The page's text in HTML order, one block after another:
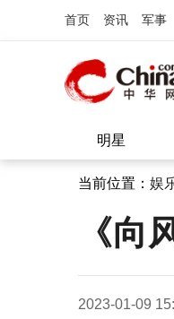
首页 资讯 军事
明星
当前位置： 娱
《向
2023-01-09